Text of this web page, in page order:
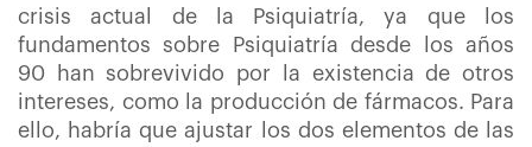
crisis actual de la Psiquiatría, ya que los
fundamentos sobre Psiquiatría desde los años
90 han sobrevivido por la existencia de otros
intereses, como la producción de fármacos. Para
ello, habría que ajustar los dos elementos de las